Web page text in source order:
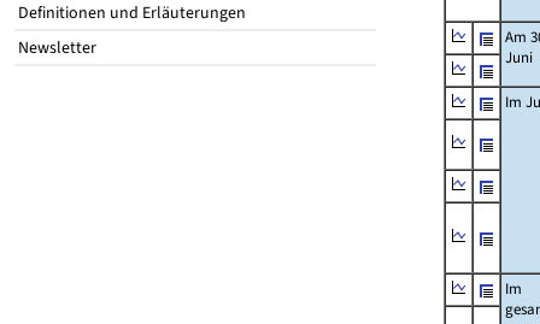
Definitionen und Erläuterungen
Newsletter
Am
Juni
Im
Im